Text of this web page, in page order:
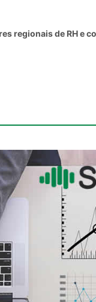
regionais de RH e